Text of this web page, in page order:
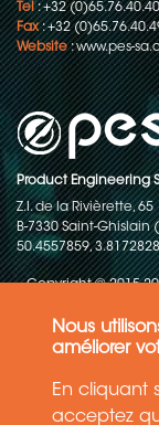
Nous
améliorer
En cliquant
acceptez
Tel: +32 (0)65.76.40.40
Fax: +32
Website:www.pes-
Product Engineering
Z.I. de la Rivièrette, 65
B-7330 Saint-Ghislain
50.4557859, 3.8172828
Copyright © 2015-